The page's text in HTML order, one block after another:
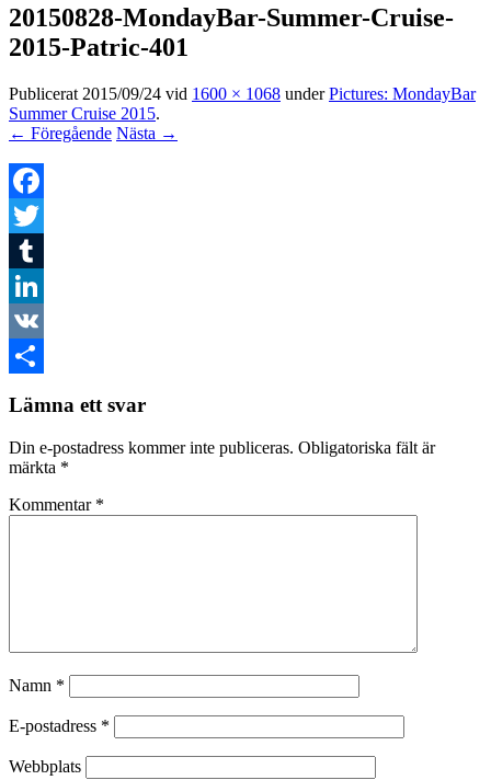
20150828-MondayBar-Summer-Cruise-
2015-Patric-401
Publicerat 2015/09/24 vid 1600 × 1068 underPictures: MondayBar
Summer Cruise 2015.
← Föregående Nästa →
Facebook
Twitter
Tumblr
LinkedIn
VK
Lämna ett svar
Din e-postadress kommer inte publiceras. Obligatoriska fält är
märkta *
Kommentar *
Namn *
E-postadress *
Webbplats